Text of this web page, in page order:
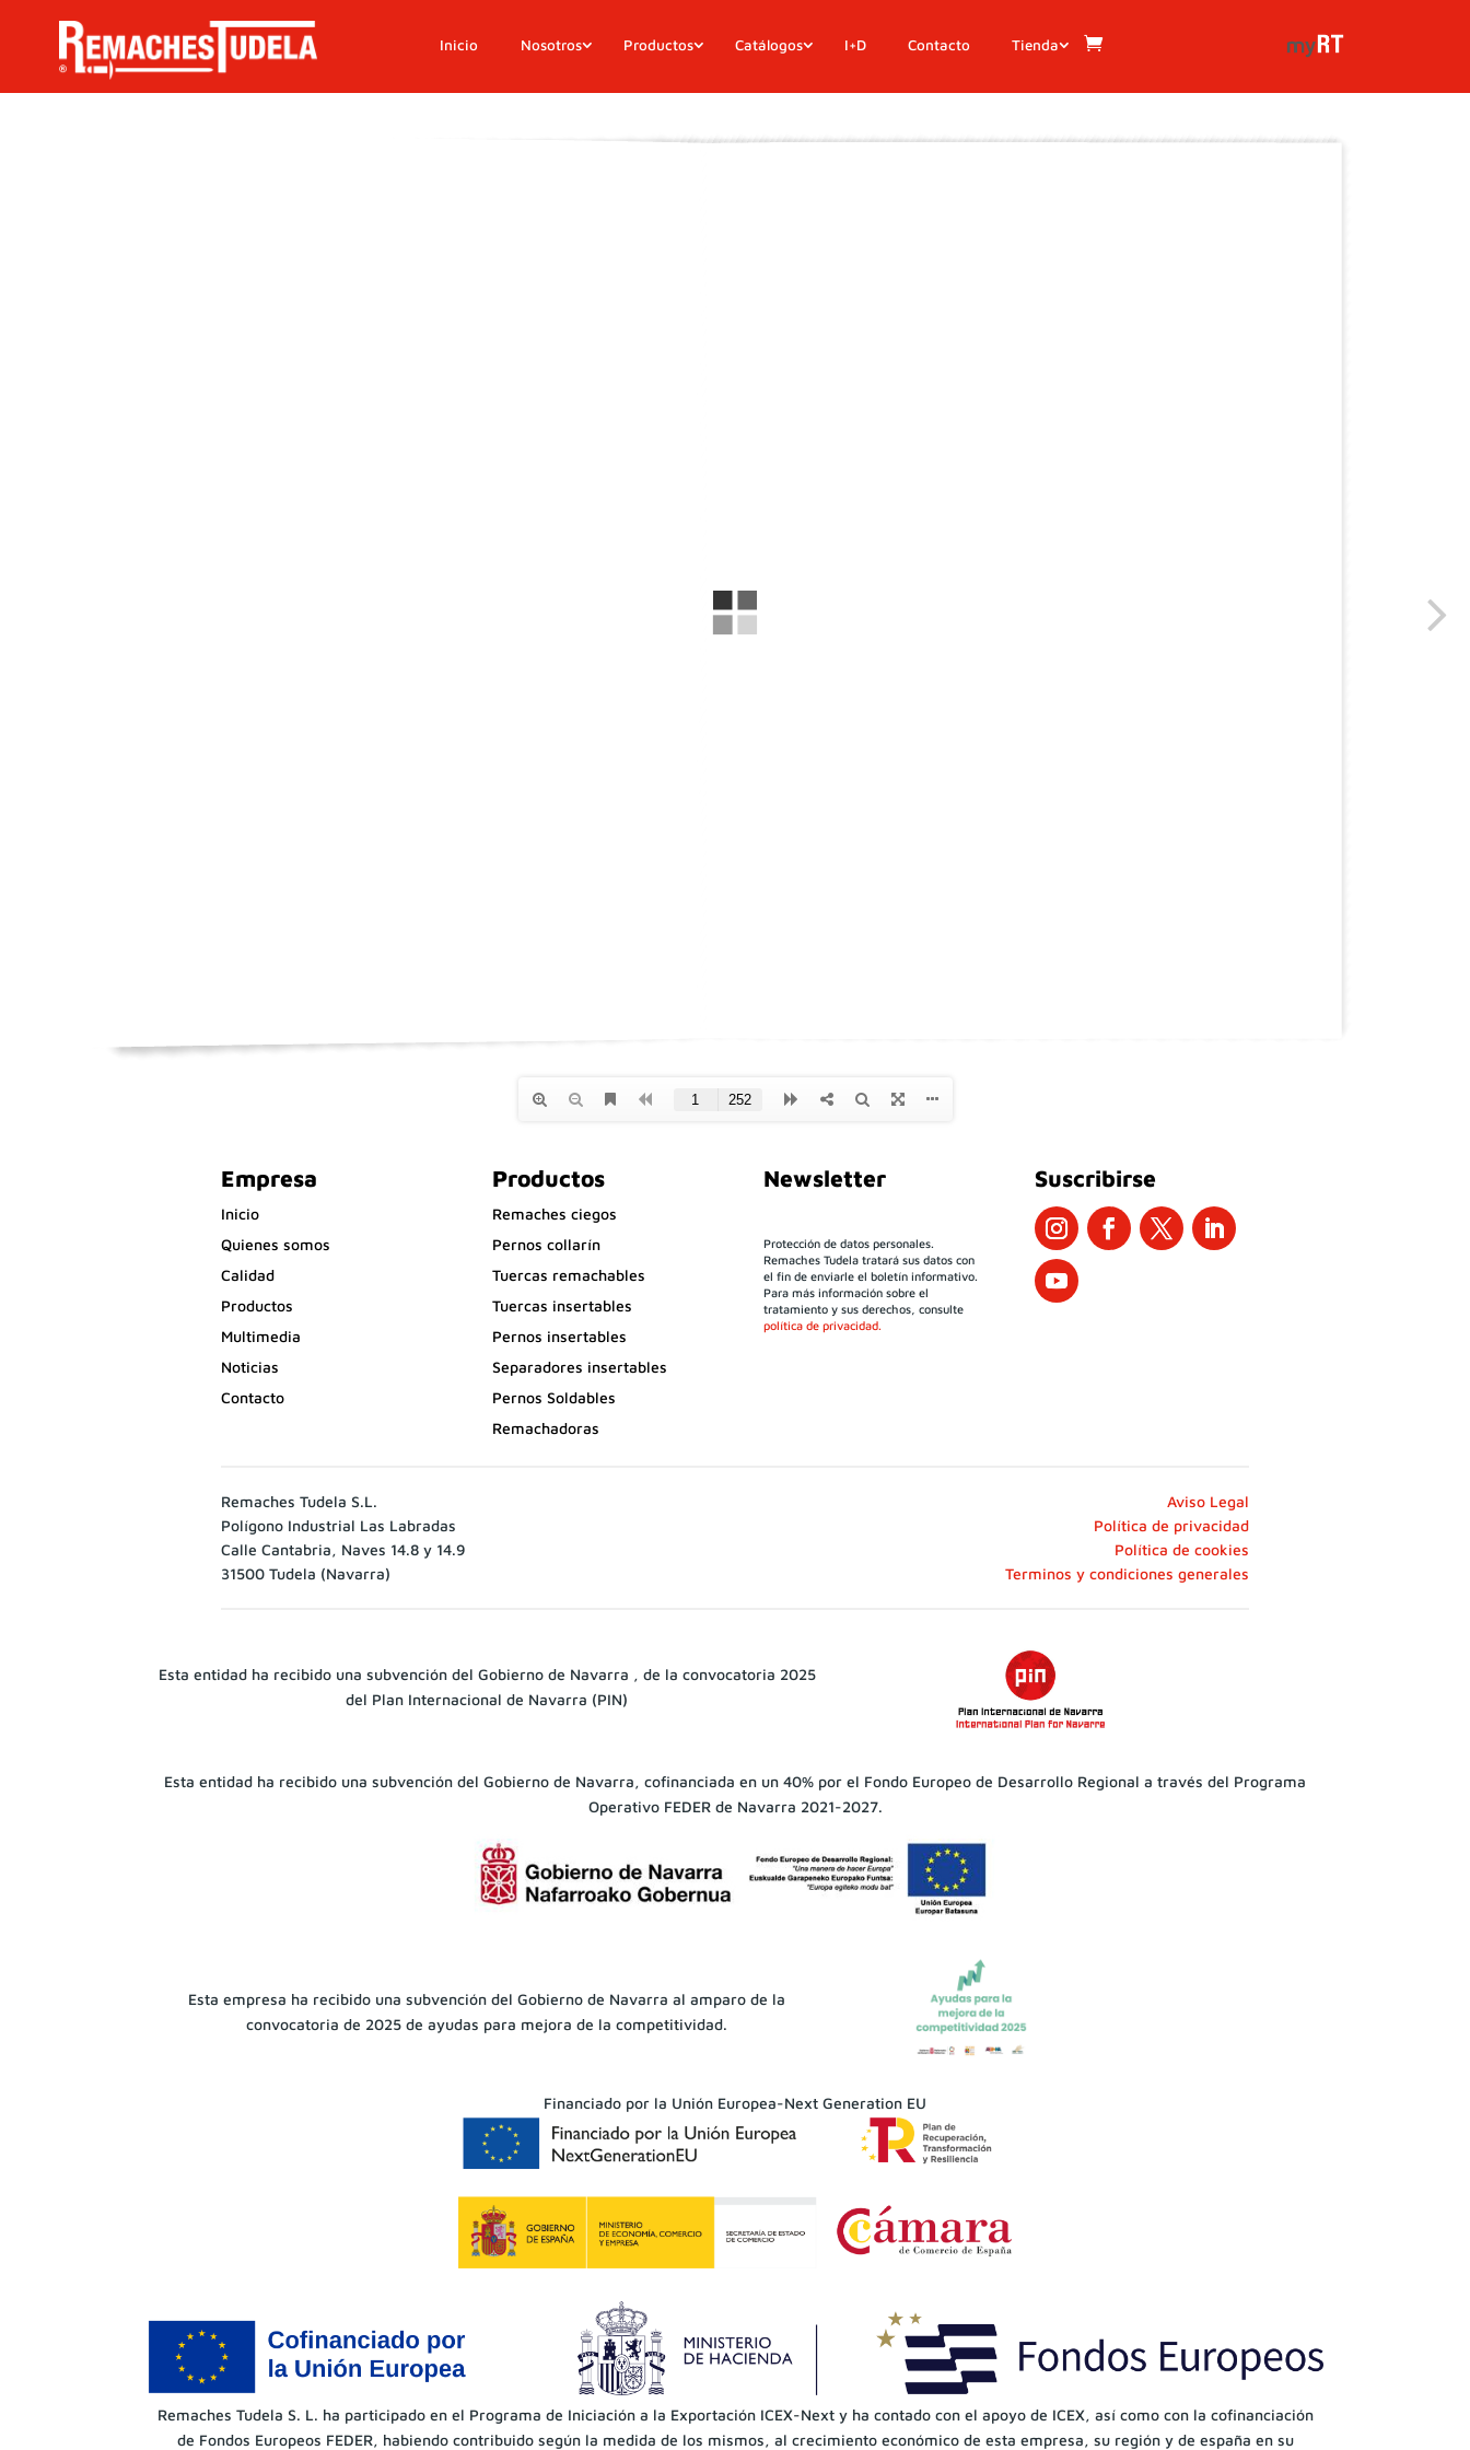
Inicio Nosotros Productos Catálogos I+D Contacto Tienda
Empresa
Inicio
Quienes somos
Calidad
Productos
Multimedia
Noticias
Contacto
Productos
Remaches ciegos
Pernos collarín
Tuercas remachables
Tuercas insertables
Pernos insertables
Separadores insertables
Pernos Soldables
Remachadoras
Newsletter
Protección de datos personales.
Remaches Tudela tratará sus datos con
el fin de enviarle el boletín informativo.
Para más información sobre el
tratamiento y sus derechos, consulte
política de privacidad.
Suscribirse
Remaches Tudela S.L.
Polígono Industrial Las Labradas
Calle Cantabria, Naves 14.8 y 14.9
31500 Tudela (Navarra)
Aviso Legal
Política de privacidad
Política de cookies
Terminos y condiciones generales
Esta entidad ha recibido una subvención del Gobierno de Navarra , de la convocatoria 2025
del Plan Internacional de Navarra (PIN)
Esta entidad ha recibido una subvención del Gobierno de Navarra, cofinanciada en un 40% por el Fondo Europeo de Desarrollo Regional a través del Programa
Operativo FEDER de Navarra 2021-2027.
Esta empresa ha recibido una subvención del Gobierno de Navarra al amparo de la
convocatoria de 2025 de ayudas para mejora de la competitividad.
Financiado por la Unión Europea-Next Generation EU
Remaches Tudela S. L. ha participado en el Programa de Iniciación a la Exportación ICEX-Next y ha contado con el apoyo de ICEX, así como con la cofinanciación
de Fondos Europeos FEDER, habiendo contribuido según la medida de los mismos, al crecimiento económico de esta empresa, su región y de españa en su